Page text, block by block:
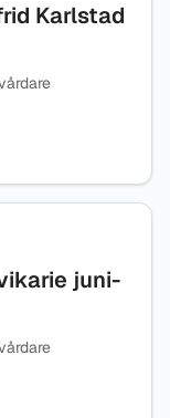
Karlstad
juni-